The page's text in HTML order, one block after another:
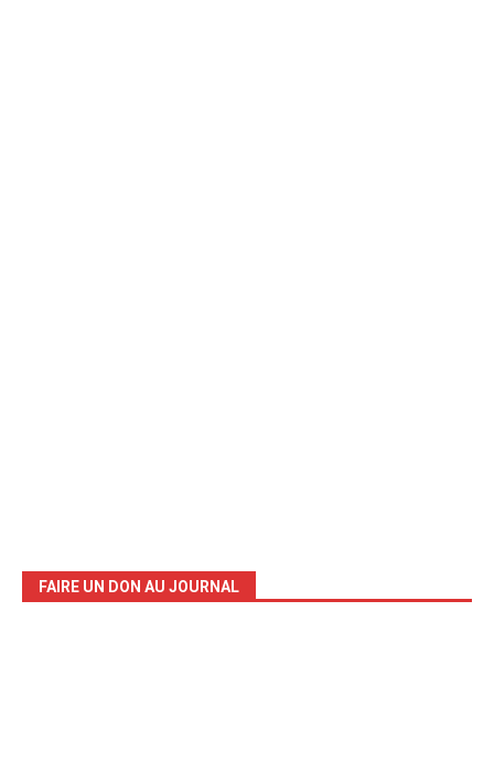
FAIRE UN DON AU JOURNAL